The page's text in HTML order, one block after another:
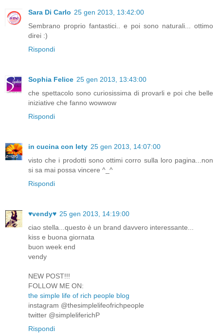
Sara Di Carlo 25 gen 2013, 13:42:00
Sembrano proprio fantastici.. e poi sono naturali... ottimo
direi :)
Rispondi
Sophia Felice 25 gen 2013, 13:43:00
che spettacolo sono curiosissima di provarli e poi che belle
iniziative che fanno wowwow
Rispondi
in cucina con lety 25 gen 2013, 14:07:00
visto che i prodotti sono ottimi corro sulla loro pagina...non
si sa mai possa vincere ^_^
Rispondi
♥vendy♥ 25 gen 2013, 14:19:00
ciao stella...questo è un brand davvero interessante...
kiss e buona giornata
buon week end
vendy
NEW POST!!!
FOLLOW ME ON:
the simple life of rich people blog
instagram @thesimplelifeofrichpeople
twitter @simpleliferichP
Rispondi